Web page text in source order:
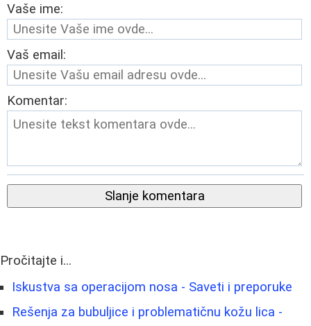
Vaše ime:
Vaš email:
Komentar:
Slanje komentara
Pročitajte i...
Iskustva sa operacijom nosa - Saveti i preporuke
Rešenja za bubuljice i problematičnu kožu lica -